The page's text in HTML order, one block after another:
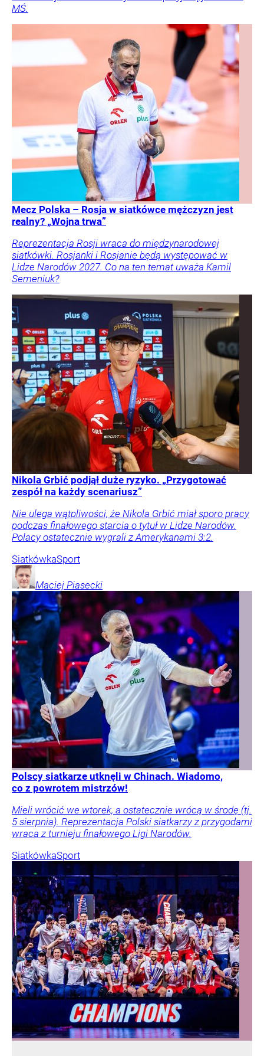
MŚ.
Mecz Polska – Rosja w siatkówce mężczyzn jest
realny? „Wojna trwa”
Reprezentacja Rosji wraca do międzynarodowej
siatkówki. Rosjanki i Rosjanie będą występować w
Lidze Narodów 2027. Co na ten temat uważa Kamil
Semeniuk?
Nikola Grbić podjął duże ryzyko. „Przygotować
zespół na każdy scenariusz”
Nie ulega wątpliwości, że Nikola Grbić miał sporo pracy
podczas finałowego starcia o tytuł w Lidze Narodów.
Polacy ostatecznie wygrali z Amerykanami 3:2.
SiatkówkaSport
Maciej Piasecki
Polscy siatkarze utknęli w Chinach. Wiadomo,
co z powrotem mistrzów!
Mieli wrócić we wtorek, a ostatecznie wrócą w środę (tj.
5 sierpnia). Reprezentacja Polski siatkarzy z przygodami
wraca z turnieju finałowego Ligi Narodów.
SiatkówkaSport